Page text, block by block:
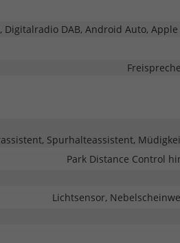
Digitalradio DAB, Android Auto,
Spurhalteassistent,
Park Distance Control
Lichtsensor,